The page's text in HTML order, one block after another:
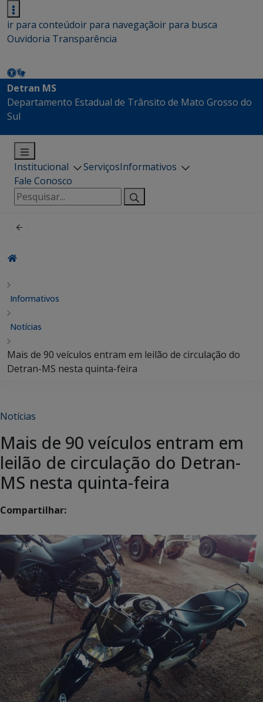
ir para conteúdoir para navegaçãoir para busca
Ouvidoria Transparência
Detran MS
Departamento Estadual de Trânsito de Mato Grosso do
Sul
Institucional ServiçosInformativos
Fale Conosco
Pesquisar
por:
Informativos
Notícias
Mais de 90 veículos entram em leilão de circulação do
Detran-MS nesta quinta-feira
Notícias
Mais de 90 veículos entram em
leilão de circulação do Detran-
MS nesta quinta-feira
Compartilhar: